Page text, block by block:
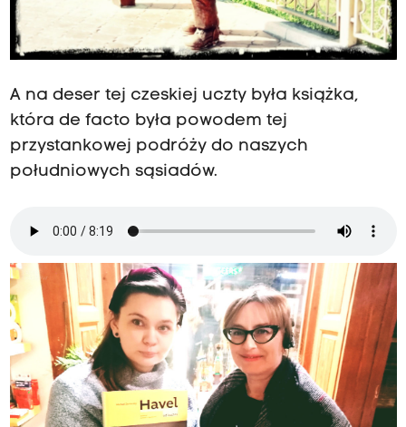
A na deser tej czeskiej uczty była książka,
która de facto była powodem tej
przystankowej podróży do naszych
południowych sąsiadów.